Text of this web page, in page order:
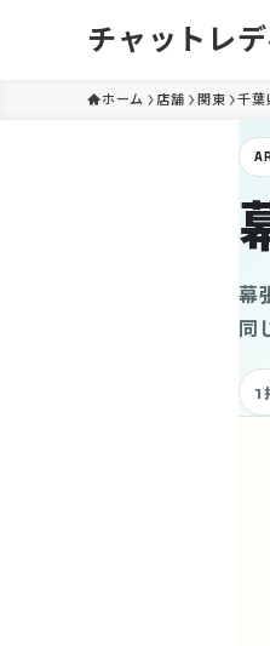
チャットレ
ホーム 店舗 関東 千葉
幕
同
1